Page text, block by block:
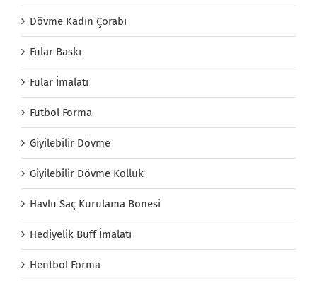
Dövme Kadın Çorabı
Fular Baskı
Fular İmalatı
Futbol Forma
Giyilebilir Dövme
Giyilebilir Dövme Kolluk
Havlu Saç Kurulama Bonesi
Hediyelik Buff İmalatı
Hentbol Forma